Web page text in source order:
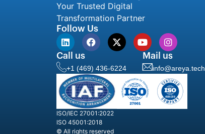
Your Trusted Digital
Transformation Partner
Follow Us
Call us
+1 (469) 436-6224
Mail us
info@areya.tech
ISO/IEC 27001:2022
ISO 45001:2018
© All rights reserved